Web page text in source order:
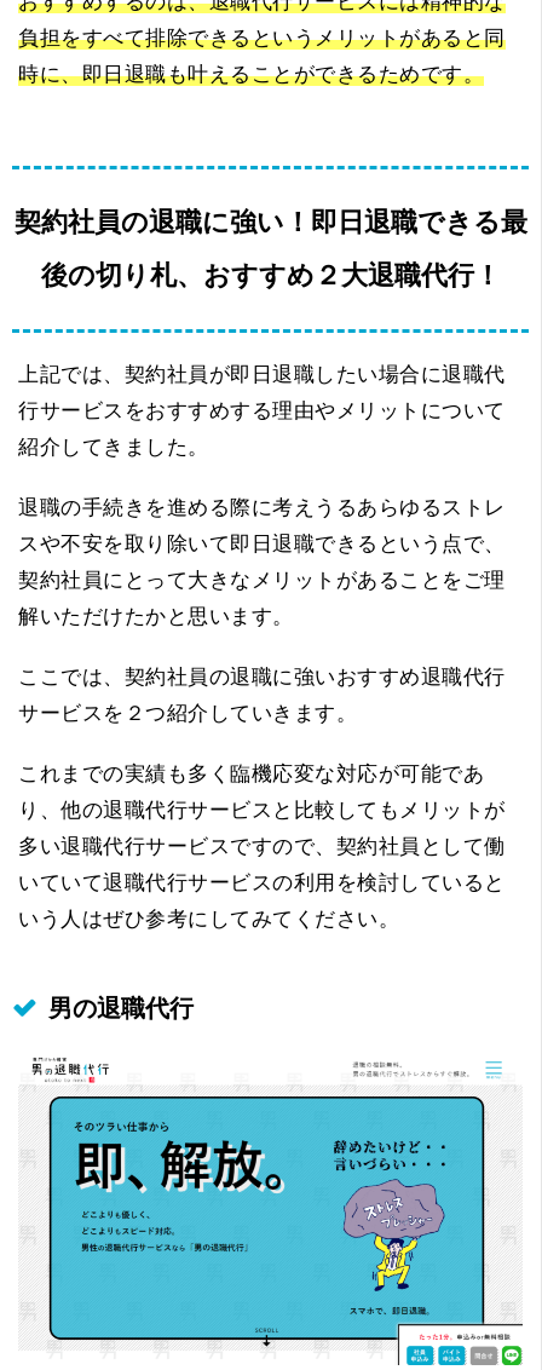
負担をすべて排除できるというメリットがあると同
時に、即日退職も叶えることができるためです。
契約社員の退職に強い！即日退職できる最
後の切り札、おすすめ２大退職代行！
上記では、契約社員が即日退職したい場合に退職代
行サービスをおすすめする理由やメリットについて
紹介してきました。
退職の手続きを進める際に考えうるあらゆるストレ
スや不安を取り除いて即日退職できるという点で、
契約社員にとって大きなメリットがあることをご理
解いただけたかと思います。
ここでは、契約社員の退職に強いおすすめ退職代行
サービスを２つ紹介していきます。
これまでの実績も多く臨機応変な対応が可能であ
り、他の退職代行サービスと比較してもメリットが
多い退職代行サービスですので、契約社員として働
いていて退職代行サービスの利用を検討していると
いう人はぜひ参考にしてみてください。
男の退職代行